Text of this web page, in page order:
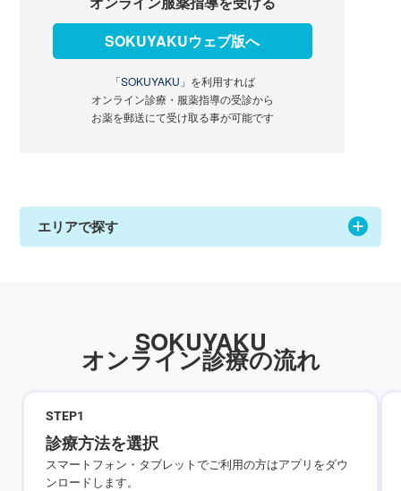
SOKUYAKUウェブ版へ
「SOKUYAKU」 を利用すれば
オンライン診療・服薬指導の受診から
お薬を郵送にて受け取る事が可能です
エリアで探す
SOKUYAKU
オンライン診療の流れ
STEP1
診療方法を選択
スマートフォン・タブレットでご利用の方はアプリをダウ
ンロードします。